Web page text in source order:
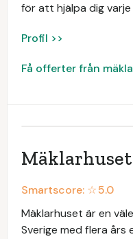
för att hjälpa dig
Profil >>
Få offerter från
Mäklarhuset
Smartscore: ☆5.0
Mäklarhuset är en
Sverige med flera